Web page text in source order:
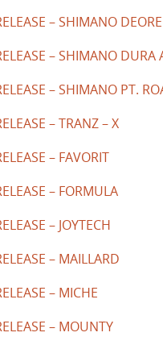
– SHIMANO
– SHIMANO DURA
– SHIMANO PT.
– TRANZ – X
– FAVORIT
– FORMULA
– JOYTECH
– MAILLARD
– MICHE
– MOUNTY